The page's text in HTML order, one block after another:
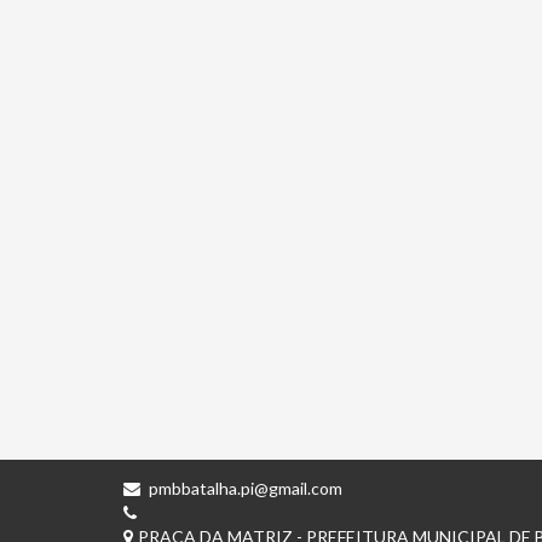
pmbbatalha.pi@gmail.com
PRAÇA DA MATRIZ - PREFEITURA MUNICIPAL DE